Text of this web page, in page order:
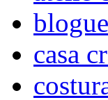
casa